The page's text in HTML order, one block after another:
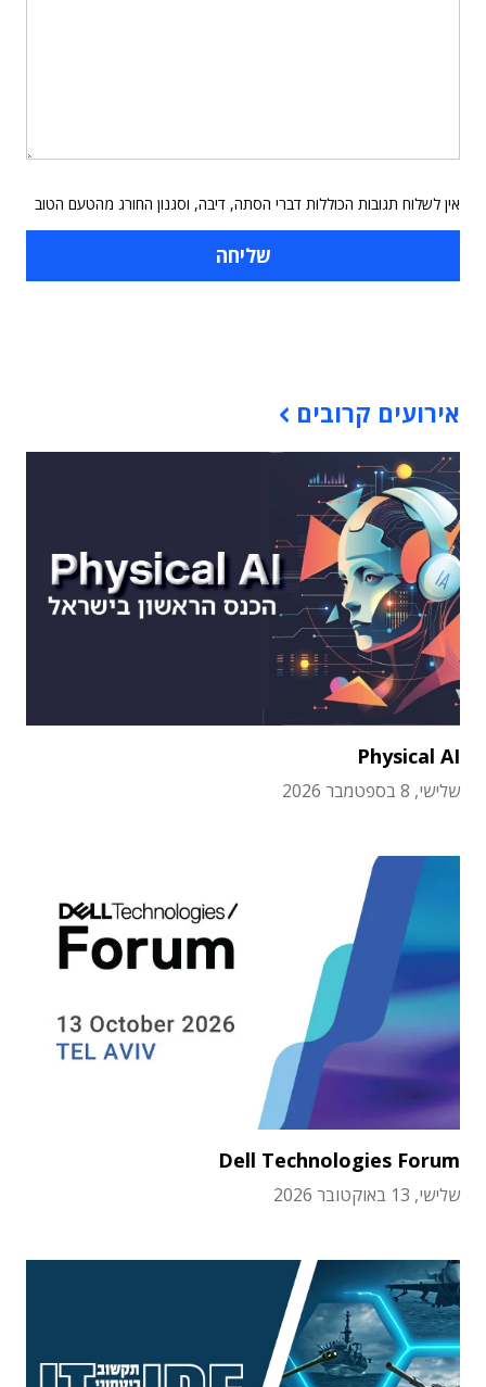
אין לשלוח תגובות הכוללות דברי הסתה, דיבה, וסגנון החורג מהטעם הטוב
אירועים קרובים
Physical AI
שלישי, 8 בספטמבר 2026
Dell Technologies Forum
שלישי, 13 באוקטובר 2026